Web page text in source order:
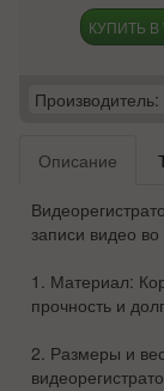
КУПИТЬ В
Производитель:
Описание
записи видео
1. Материал:
прочность и
2. Размеры и